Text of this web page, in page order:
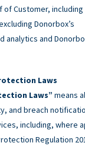
Customer,
Donorbox’s
and
Laws
Laws” means
and breach
including, where
Regulation